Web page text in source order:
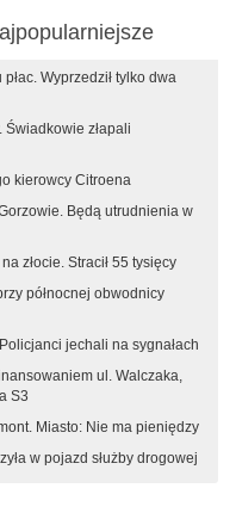
Wyprzedził tylko dwa
Świadkowie złapali
kierowcy Citroena
Będą utrudnienia w
złocie. Stracił 55 tysięcy
północnej obwodnicy
jechali na sygnałach
ul. Walczaka,
S3
Miasto: Nie ma pieniędzy
w pojazd służby drogowej